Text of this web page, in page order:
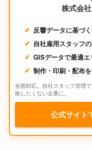
株式会
反響データに基づ
自社雇用スタッフ
GISデータで最適エ
制作・印刷・配布
全国対応。自社スタッフ管理
敗したくない企業に。
公式サイト